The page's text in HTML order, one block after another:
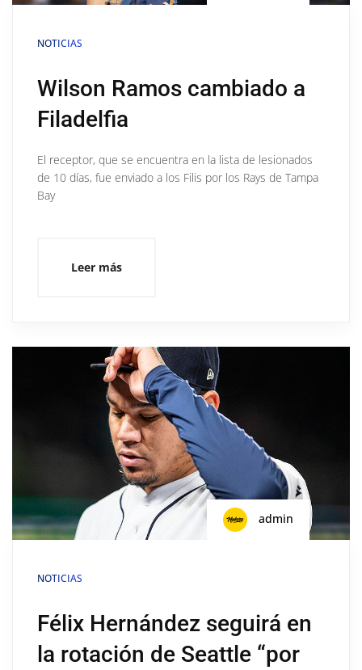
NOTICIAS
Wilson Ramos cambiado a
Filadelfia
El receptor, que se encuentra en la lista de lesionados
de 10 días, fue enviado a los Filis por los Rays de Tampa
Bay
Leer más
admin
NOTICIAS
Félix Hernández seguirá en
la rotación de Seattle “por